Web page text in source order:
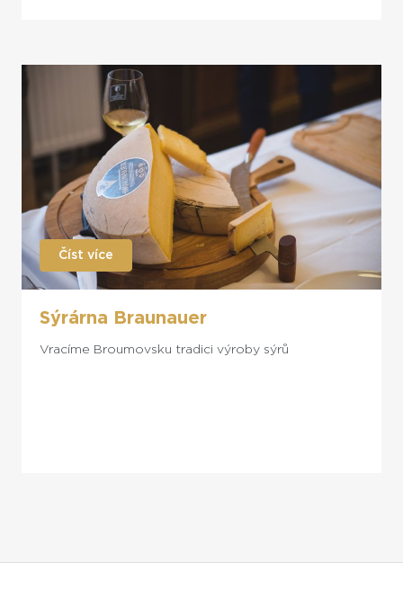
Číst více
Sýrárna Braunauer
Vracíme Broumovsku tradici výroby sýrů